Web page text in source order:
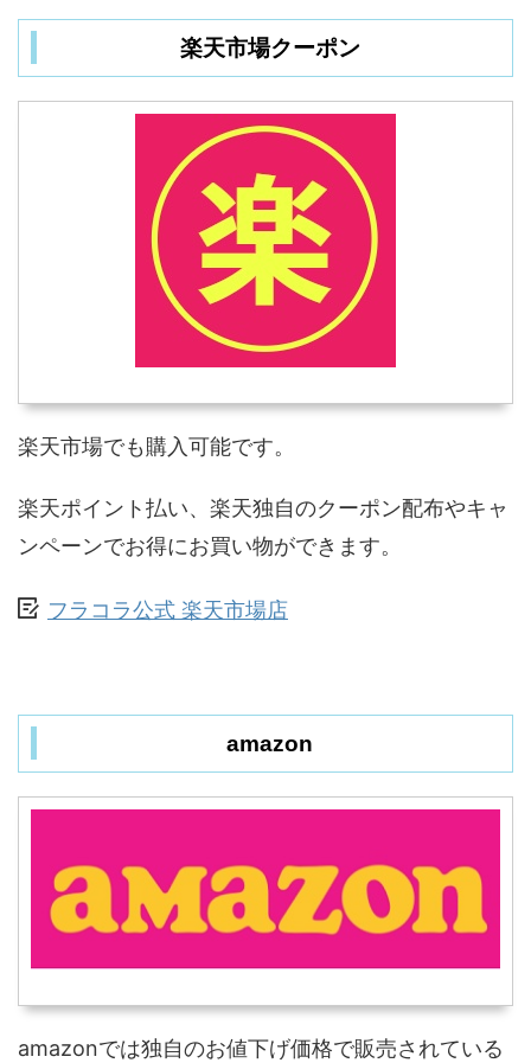
楽天市場クーポン
楽天市場でも購入可能です。
楽天ポイント払い、楽天独自のクーポン配布やキャ
ンペーンでお得にお買い物ができます。
フラコラ公式 楽天市場店
amazon
amazonでは独自のお値下げ価格で販売されている